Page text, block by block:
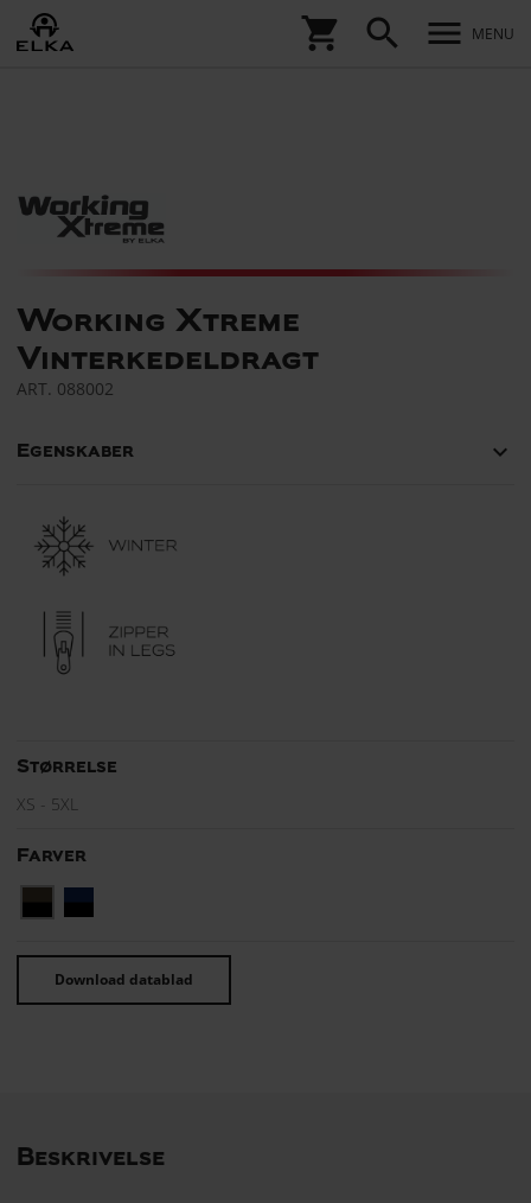
shopping_cart search menu MENU
Working Xtreme
Vinterkedeldragt
ART. 088002
Egenskaber keyboard_arrow_down
Størrelse
XS - 5XL
Farver
Download datablad
Beskrivelse